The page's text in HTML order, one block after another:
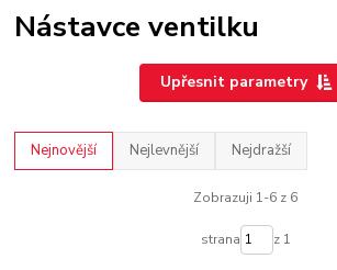
Nástavce ventilku
Upřesnit parametry
Nejnovější Nejlevnější Nejdražší
Zobrazuji 1-6 z 6
strana z 1